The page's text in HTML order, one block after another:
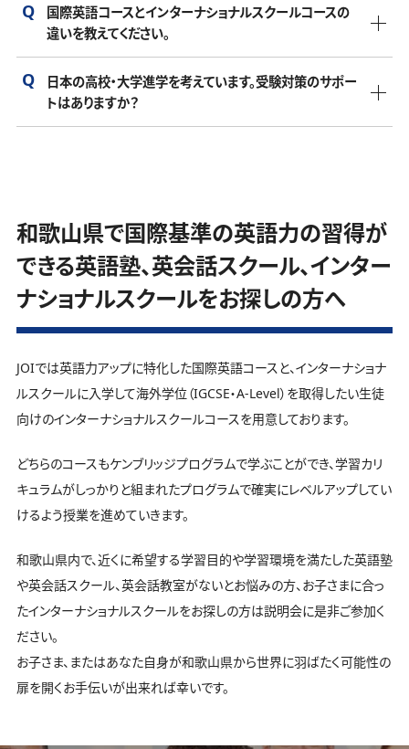
和歌山県でインターナショナルスクールをご検討の方で、学
は海外学位を取得できる和歌山県のインターナショナルスク
ールの中でも学費が安く、他のインターナショナルスクール
小学生コース
中学生コース
高校生コース
ーフの子ども、日本人で国際的な教育を望む家庭の子どもが
多いです。また、海外駐在や帰国子女の生徒、将来的に海外
一定の英語力を求められることが一般的です。入学試験で英
語力を測る学校も多いので、事前に確認することが重要で
スクールにご興味がある場合はまずお問い合わせください。
和歌山県にも様々なインターナショナルスクールがあり、費
用は学校によって異なります。国際資格（海外の卒業資格）が
で、単純に学費が安いからと選択すると後から後悔の原因に
なります。
に比べて学費を安い費用に抑えられています。
和歌山県で単に安いだけでなく、質の高いインターナショナ
ルスクールをお探しの方は一度JOIへお問い合わせください。
学校説明会
お問い合わせ
国際英語コースとインターナショナルスクールコースの
違いを教えてください。
国際英語コースは、学ぶ科目は英語だけで、英語力をCEFR基
準（国際基準）で伸ばしていくコースになります。インターナシ
日本の高校・大学進学を考えています。受験対策のサポー
トはありますか？
オーダーメイドカリキュラムを生徒に提供しており、志望校合
格に導きます。
インターナショナル教育と並行して、国内受験に向けた日々
の学習管理やサポートを行っておりますので安心していただ
いております。
和歌山県で国際基準の英語力の習得が
できる英語塾、英会話スクール、インター
ナショナルスクールをお探しの方へ
JOIでは英語力アップに特化した国際英語コースと、インターナショナ
ルスクールに入学して海外学位（IGCSE・A-Level）を取得したい生徒
向けのインターナショナルスクールコースを用意しております。
どちらのコースもケンブリッジプログラムで学ぶことができ、学習カリ
キュラムがしっかりと組まれたプログラムで確実にレベルアップしてい
けるよう授業を進めていきます。
和歌山県内で、近くに希望する学習目的や学習環境を満たした英語塾
や英会話スクール、英会話教室がないとお悩みの方、お子さまに合っ
たインターナショナルスクールをお探しの方は説明会に是非ご参加く
ださい。
お子さま、またはあなた自身が和歌山県から世界に羽ばたく可能性の
扉を開くお手伝いが出来れば幸いです。